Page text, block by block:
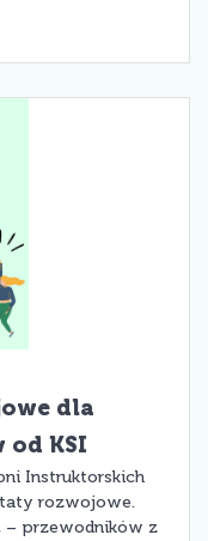
dla
KSI
Instruktorskich
rozwojowe.
– przewodników z